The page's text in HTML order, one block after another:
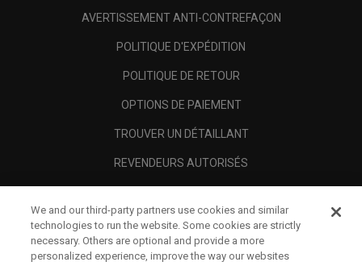
AVERTISSEMENT ANTI-CONTREFAÇON
POLITIQUE D'EXPÉDITION
POLITIQUE DE RETOUR
OPTIONS DE PAIEMENT
TROUVER UN DÉTAILLANT
REVENDEURS AUTORISÉS
A PROPOS
MENTIONS LÉGALES
We and our third-party partners use cookies and similar
technologies to run the website. Some cookies are strictly
necessary. Others are optional and provide a more
personalized experience, improve the way our websites